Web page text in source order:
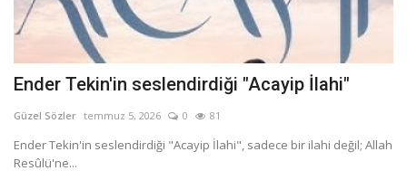
Ender Tekin'in seslendirdiği "Acayip İlahi"
Güzel Sözler temmuz 5, 2026 0 81
Ender Tekin'in seslendirdiği "Acayip İlahi", sadece bir ilahi değil; Allah
Resûlü'ne...